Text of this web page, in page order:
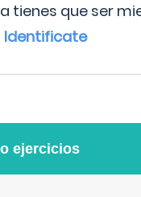
que ser
Identificate
ejercicios